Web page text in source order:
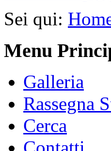
Sei qui:
Menu
Galleria
Rassegna
Cerca